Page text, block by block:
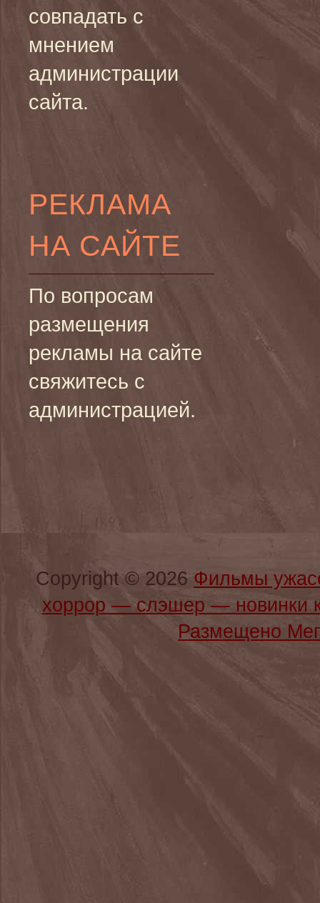
совпадать с
мнением
администрации
сайта.
РЕКЛАМА
НА САЙТЕ
По вопросам
размещения
рекламы на сайте
свяжитесь с
администрацией.
Copyright © 2026 Фильмы
хоррор — слэшер —
Размещено